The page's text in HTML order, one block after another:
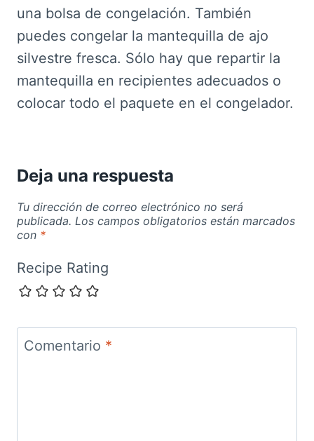
una bolsa de congelación. También
puedes congelar la mantequilla de ajo
silvestre fresca. Sólo hay que repartir la
mantequilla en recipientes adecuados o
colocar todo el paquete en el congelador.
Deja una respuesta
Tu dirección de correo electrónico no será
publicada. Los campos obligatorios están marcados
con *
Recipe Rating
Comentario *